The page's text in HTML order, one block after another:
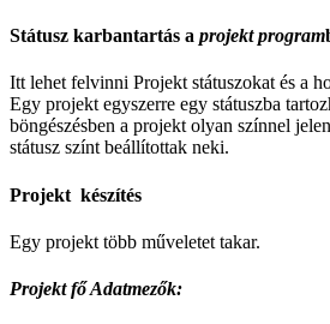
Státusz karbantartás a projekt program
Itt lehet felvinni Projekt státuszokat és a
Egy projekt egyszerre egy státuszba
böngészésben a projekt olyan színnel
státusz színt beállítottak neki.
Projekt készítés
Egy projekt több műveletet takar.
Projekt fő Adatmezők: